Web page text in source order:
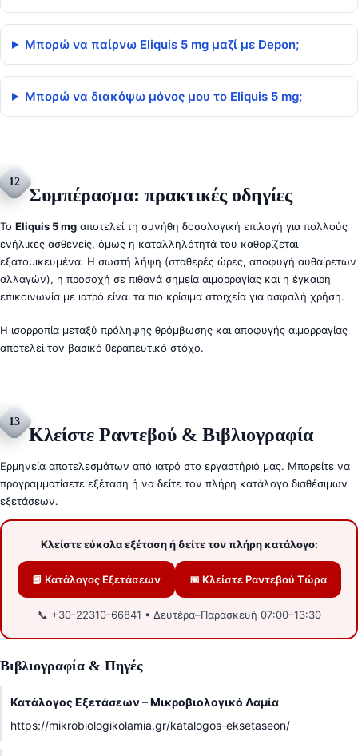
Μπορώ να παίρνω Eliquis 5 mg μαζί με Depon;
Μπορώ να διακόψω μόνος μου το Eliquis 5 mg;
12
Συμπέρασμα: πρακτικές οδηγίες
Το Eliquis 5 mg αποτελεί τη συνήθη δοσολογική επιλογή για πολλούς
ενήλικες ασθενείς, όμως η καταλληλότητά του καθορίζεται
εξατομικευμένα. Η σωστή λήψη (σταθερές ώρες, αποφυγή αυθαίρετων
αλλαγών), η προσοχή σε πιθανά σημεία αιμορραγίας και η έγκαιρη
επικοινωνία με ιατρό είναι τα πιο κρίσιμα στοιχεία για ασφαλή χρήση.
Η ισορροπία μεταξύ πρόληψης θρόμβωσης και αποφυγής αιμορραγίας
αποτελεί τον βασικό θεραπευτικό στόχο.
13
Κλείστε Ραντεβού & Βιβλιογραφία
Ερμηνεία αποτελεσμάτων από ιατρό στο εργαστήριό μας. Μπορείτε να
προγραμματίσετε εξέταση ή να δείτε τον πλήρη κατάλογο διαθέσιμων
εξετάσεων.
Κλείστε εύκολα εξέταση ή δείτε τον πλήρη κατάλογο:
📘 Κατάλογος Εξετάσεων 📅 Κλείστε Ραντεβού Τώρα
📞 +30-22310-66841 • Δευτέρα–Παρασκευή 07:00–13:30
Βιβλιογραφία & Πηγές
Κατάλογος Εξετάσεων – Μικροβιολογικό Λαμία
https://mikrobiologikolamia.gr/katalogos-eksetaseon/